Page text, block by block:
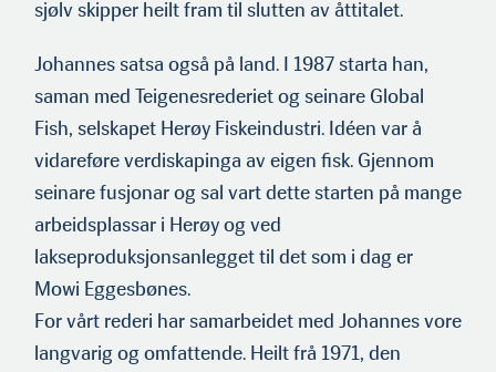
sjølv skipper heilt fram til slut­ten av åttitalet.
Johannes satsa også på land. I 1987 starta han,
saman med Teige­nesrederiet og seinare Global
Fish, selskapet Herøy Fiskeindus­tri. Idéen var å
vidareføre verdiskapinga av eigen fisk. Gjennom
seinare fusjonar og sal vart dette starten på mange
arbeidsplas­sar i Herøy og ved
lakseproduksjonsanlegget til det som i dag er
Mowi Eggesbønes.
For vårt rederi har samarbeidet med Johannes vore
langvarig og omfattende. Heilt frå 1971, den